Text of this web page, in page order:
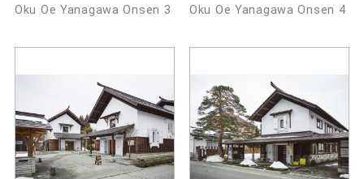
Oku Oe Yanagawa Onsen 3 Oku Oe Yanagawa Onsen 4